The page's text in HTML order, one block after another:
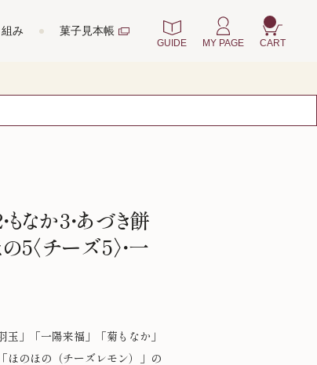
み 菓子見本帳
GUIDE MY PAGE CART
もなか3・あづき餅
5〈チーズ5〉・一
玉」「一陽来福」「菊もなか」
ほのほの（チーズレモン）」の